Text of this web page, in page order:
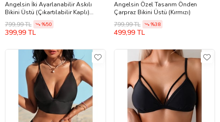
Angelsin İki Ayarlanabilir Askılı
Bikini Üstü (Çıkartılabilir Kaplı)
799,99 TL %50
399,99 TL
Angelsin Özel Tasarım Önden
Çarpraz Bikini Üstü (Kırmızı)
799,99 TL
%38
499,99 TL